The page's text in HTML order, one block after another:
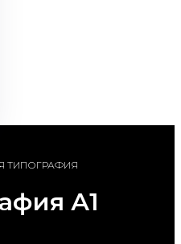
ТИПОГРАФИЯ
А1